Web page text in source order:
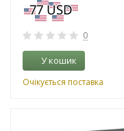
0
У кошик
Очікується поставка